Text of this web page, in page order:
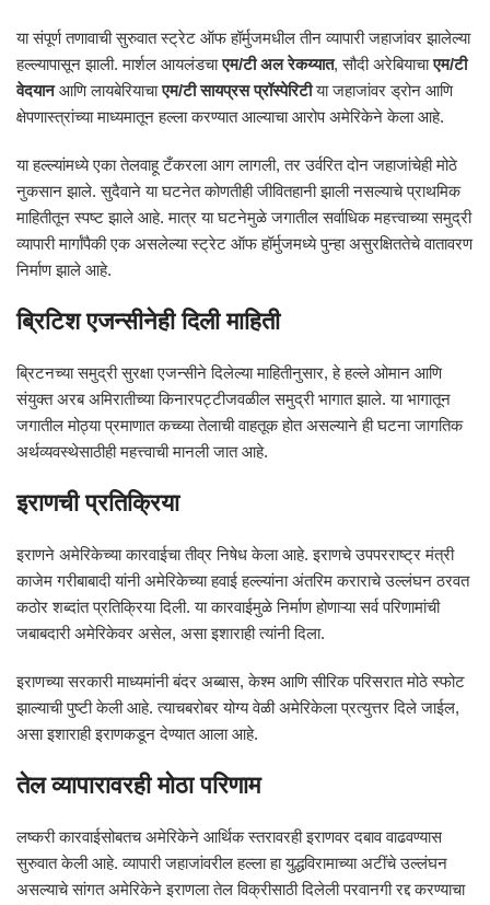
या संपूर्ण तणावाची सुरुवात स्ट्रेट ऑफ हॉर्मुजमधील तीन व्यापारी जहाजांवर झालेल्या
हल्ल्यापासून झाली. मार्शल आयलंडचाएम/टी अल रेकय्यात, सौदी अरेबियाचाएम/टी
वेदयानआणि लायबेरियाचाएम/टी सायप्रस प्रॉस्पेरिटीया जहाजांवर ड्रोन आणि
क्षेपणास्त्रांच्या माध्यमातून हल्ला करण्यात आल्याचा आरोप अमेरिकेने केला आहे.
या हल्ल्यांमध्ये एका तेलवाहू टँकरला आग लागली, तर उर्वरित दोन जहाजांचेही मोठे
नुकसान झाले. सुदैवाने या घटनेत कोणतीही जीवितहानी झाली नसल्याचे प्राथमिक
माहितीतून स्पष्ट झाले आहे. मात्र या घटनेमुळे जगातील सर्वाधिक महत्त्वाच्या समुद्री
व्यापारी मार्गांपैकी एक असलेल्या स्ट्रेट ऑफ हॉर्मुजमध्ये पुन्हा असुरक्षिततेचे वातावरण
निर्माण झाले आहे.
ब्रिटिश एजन्सीनेही दिली माहिती
ब्रिटनच्या समुद्री सुरक्षा एजन्सीने दिलेल्या माहितीनुसार, हे हल्ले ओमान आणि
संयुक्त अरब अमिरातीच्या किनारपट्टीजवळील समुद्री भागात झाले. या भागातून
जगातील मोठ्या प्रमाणात कच्च्या तेलाची वाहतूक होत असल्याने ही घटना जागतिक
अर्थव्यवस्थेसाठीही महत्त्वाची मानली जात आहे.
इराणची प्रतिक्रिया
इराणने अमेरिकेच्या कारवाईचा तीव्र निषेध केला आहे. इराणचे उपपरराष्ट्र मंत्री
काजेम गरीबाबादी यांनी अमेरिकेच्या हवाई हल्ल्यांना अंतरिम कराराचे उल्लंघन ठरवत
कठोर शब्दांत प्रतिक्रिया दिली. या कारवाईमुळे निर्माण होणाऱ्या सर्व परिणामांची
जबाबदारी अमेरिकेवर असेल, असा इशाराही त्यांनी दिला.
इराणच्या सरकारी माध्यमांनी बंदर अब्बास, केश्म आणि सीरिक परिसरात मोठे स्फोट
झाल्याची पुष्टी केली आहे. त्याचबरोबर योग्य वेळी अमेरिकेला प्रत्युत्तर दिले जाईल,
असा इशाराही इराणकडून देण्यात आला आहे.
तेल व्यापारावरही मोठा परिणाम
लष्करी कारवाईसोबतच अमेरिकेने आर्थिक स्तरावरही इराणवर दबाव वाढवण्यास
सुरुवात केली आहे. व्यापारी जहाजांवरील हल्ला हा युद्धविरामाच्या अटींचे उल्लंघन
असल्याचे सांगत अमेरिकेने इराणला तेल विक्रीसाठी दिलेली परवानगी रद्द करण्याचा